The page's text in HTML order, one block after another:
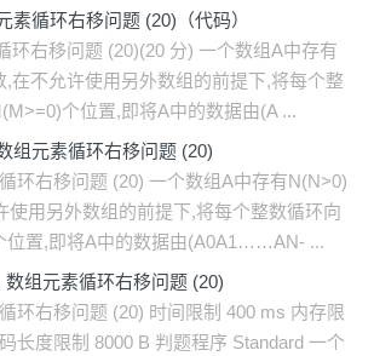
素循环右移问题 (20)（代码）
环右移问题 (20)(20 分) 一个数组A中存有
,在不允许使用另外数组的前提下,将每个整
个位置,即将A中的数据由(A ...
组元素循环右移问题 (20)
环右移问题 (20) 一个数组A中存有N(N>0)
使用另外数组的前提下,将每个整数循环向
位置,即将A中的数据由(A0A1……AN- ...
数组元素循环右移问题 (20)
环右移问题 (20) 时间限制 400 ms 内存限
长度限制 8000 B 判题程序 Standard 一个